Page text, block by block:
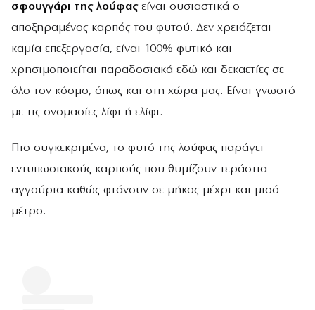
σφουγγάρι της λούφαςείναι ουσιαστικά ο
αποξηραμένος καρπός του φυτού. Δεν χρειάζεται
καμία επεξεργασία, είναι 100% φυτικό και
χρησιμοποιείται παραδοσιακά εδώ και δεκαετίες σε
όλο τον κόσμο, όπως και στη χώρα μας. Είναι γνωστό
με τις ονομασίες λίφι ή ελίφι.
Πιο συγκεκριμένα, το φυτό της λούφας παράγει
εντυπωσιακούς καρπούς που θυμίζουν τεράστια
αγγούρια καθώς φτάνουν σε μήκος μέχρι και μισό
μέτρο.